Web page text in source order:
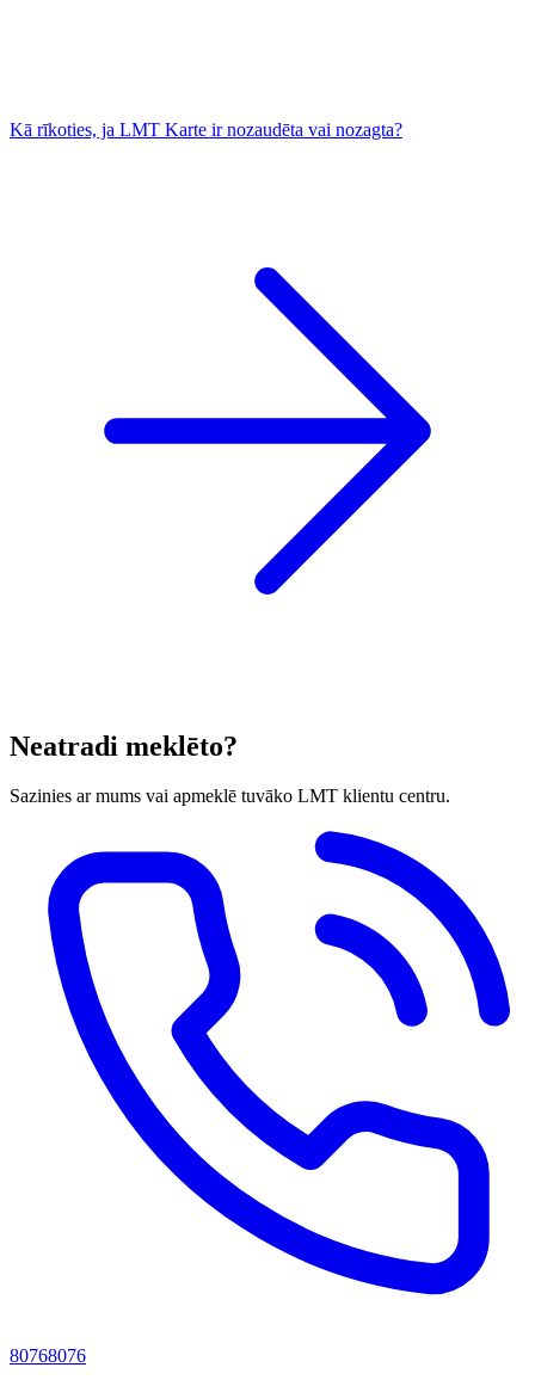
Kā rīkoties, ja LMT Karte ir nozaudēta vai nozagta?
Neatradi meklēto?
Sazinies ar mums vai apmeklē tuvāko LMT klientu centru.
80768076